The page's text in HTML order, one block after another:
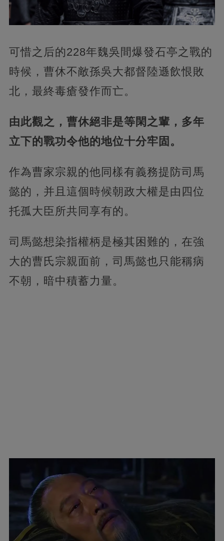
可惜之后的228年魏吳間爆發石亭之戰的
時候，曹休不敵孫吳大都督陸遜飲恨敗
北，最終毒瘡發作而亡。
由此觀之，曹休絕非是等閑之輩，多年
立下的戰功令他的地位十分牢固。
作為曹家宗親的他同樣有義務提防司馬
懿的，并且這個時候朝政大權是由四位
托孤大臣所共同享有的。
司馬懿想染指權柄是極其困難的，在強
大的曹氏宗親面前，司馬懿也只能稱病
不朝，暗中積蓄力量。